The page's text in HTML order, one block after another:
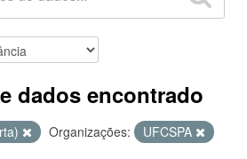
dados encontrado
Organizações:
UFCSPA